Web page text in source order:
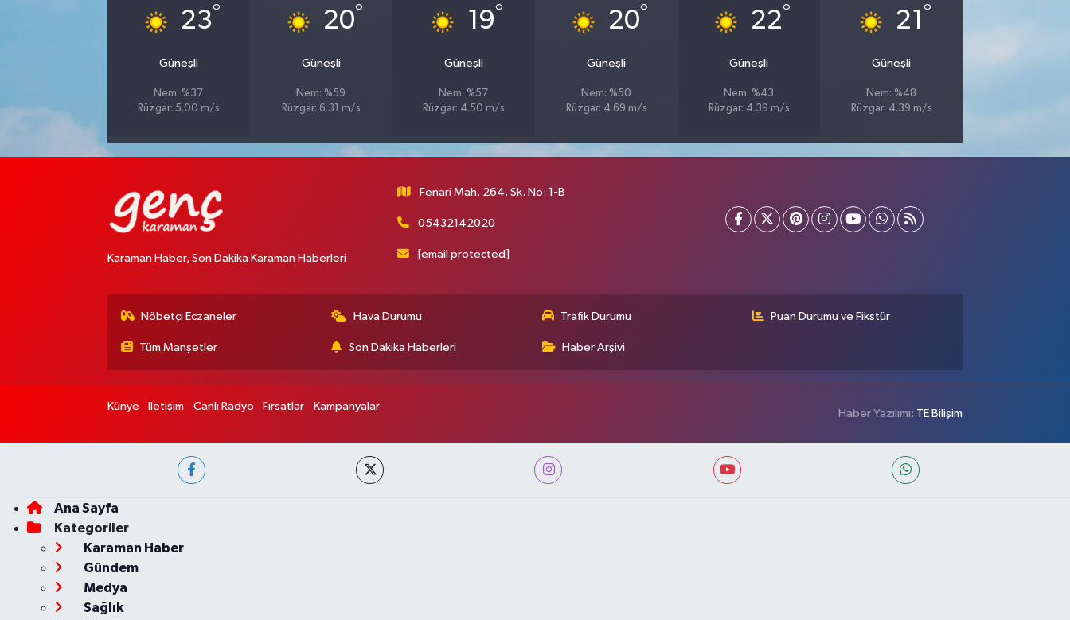
23°
Güneşli
Nem: %37
Rüzgar: 5.00 m/s
20°
Güneşli
Nem: %59
Rüzgar: 6.31 m/s
19°
Güneşli
Nem: %57
Rüzgar: 4.50 m/s
20°
Güneşli
Nem: %50
Rüzgar: 4.69 m/s
22°
Güneşli
Nem: %43
Rüzgar: 4.39 m/s
21 °
Güneşli
Nem: %48
Rüzgar: 4.39 m/s
Karaman Haber, Son Dakika Karaman Haberleri
Fenari Mah. 264. Sk. No: 1-B
05432142020
[email protected]
Nöbetçi Eczaneler Hava Durumu Trafik Durumu Puan Durumu ve Fikstür
Tüm Manşetler Son Dakika Haberleri Haber Arşivi
Künye İletişim Canlı Radyo Fırsatlar Kampanyalar
Haber Yazılımı: TE Bilişim
Ana Sayfa
Kategoriler
Karaman Haber
Gündem
Medya
Sağlık